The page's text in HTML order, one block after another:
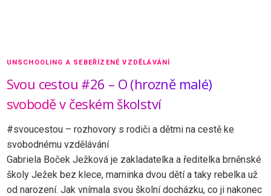
UNSCHOOLING A SEBEŘÍZENÉ VZDĚLÁVÁNÍ
Svou cestou #26 – O (hrozně malé)
svobodě v českém školství
#svoucestou – rozhovory s rodiči a dětmi na cestě ke
svobodnému vzdělávání
Gabriela Boček Ježková je zakladatelka a ředitelka brněnské
školy Ježek bez klece, maminka dvou dětí a taky rebelka už
od narození. Jak vnímala svou školní docházku, co ji nakonec